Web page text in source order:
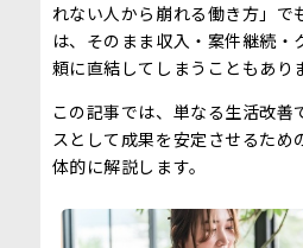
れない人から崩れる働き方」で
は、そのまま収入・案件継続・
頼に直結してしまうこともあり
この記事では、単なる生活改善
スとして成果を安定させるため
体的に解説します。